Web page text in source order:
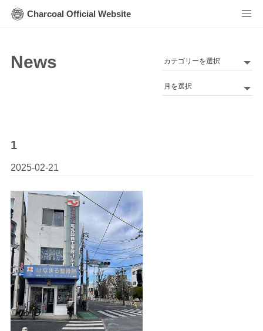
Charcoal Official Website
News
カ
ゴArchives
1
2025-02-21